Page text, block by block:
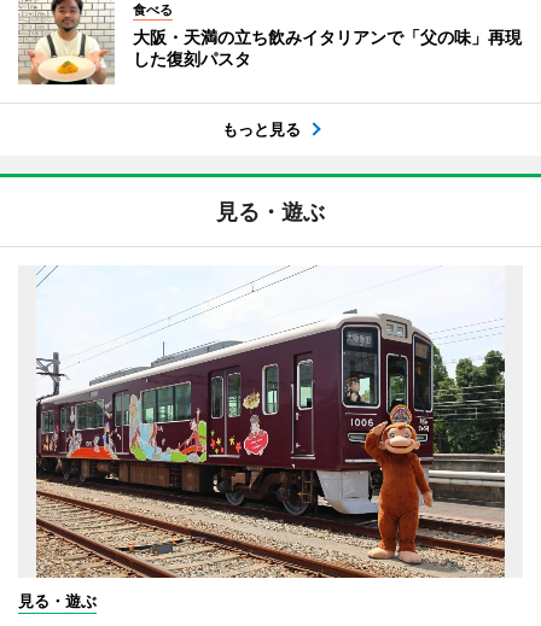
食べる
大阪・天満の立ち飲みイタリアンで「父の味」再現
した復刻パスタ
もっと見る
見る・遊ぶ
見る・遊ぶ